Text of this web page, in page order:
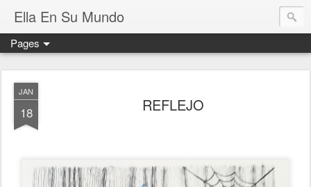
Ella En Su Mundo
Pages
JAN
18 REFLEJO